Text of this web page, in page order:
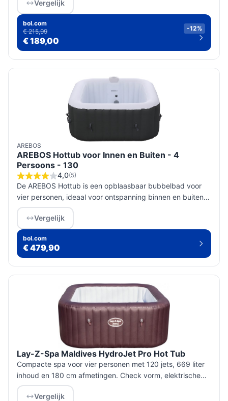
opbergruimte.
Vergelijk
bol.com
€ 215,99
€ 189,00
-12%
AREBOS
AREBOS Hottub voor Innen en Buiten - 4
Persoons - 130
4,0(5)
De AREBOS Hottub is een opblaasbaar bubbelbad voor
vier personen, ideaal voor ontspanning binnen en buiten
met 130 luchtstralen en instelbare temperatuur.
Vergelijk
bol.com
€ 479,90
Lay-Z-Spa Maldives HydroJet Pro Hot Tub
Compacte spa voor vier personen met 120 jets, 669 liter
inhoud en 180 cm afmetingen. Check vorm, elektrische
eisen en de Duitstalige handleiding voordat je koopt.
Vergelijk